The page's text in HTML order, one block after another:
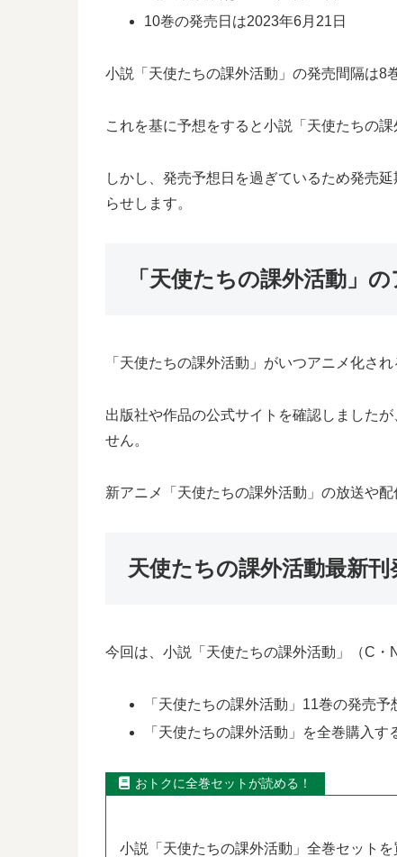
10巻の発売日は2023年6月21日
小説「天使たちの課外活動」の発売間隔は8
これを基に予想をすると小説「天使たちの
しかし、発売予想日を過ぎているため発売
らせします。
「天使たちの課外活動」
「天使たちの課外活動」がいつアニメ化さ
出版社や作品の公式サイトを確認しました
せん。
新アニメ「天使たちの課外活動」の放送や
天使たちの課外活動最新
今回は、小説「天使たちの課外活動」（C・
「天使たちの課外活動」11巻の発売
「天使たちの課外活動」を全巻購入す
おトクに全巻セットが読める！
小説「天使たちの課外活動」全巻セット